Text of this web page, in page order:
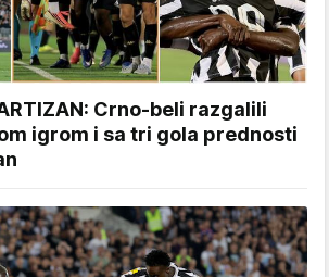
Crno-beli razgalili
igrom i sa tri gola prednosti